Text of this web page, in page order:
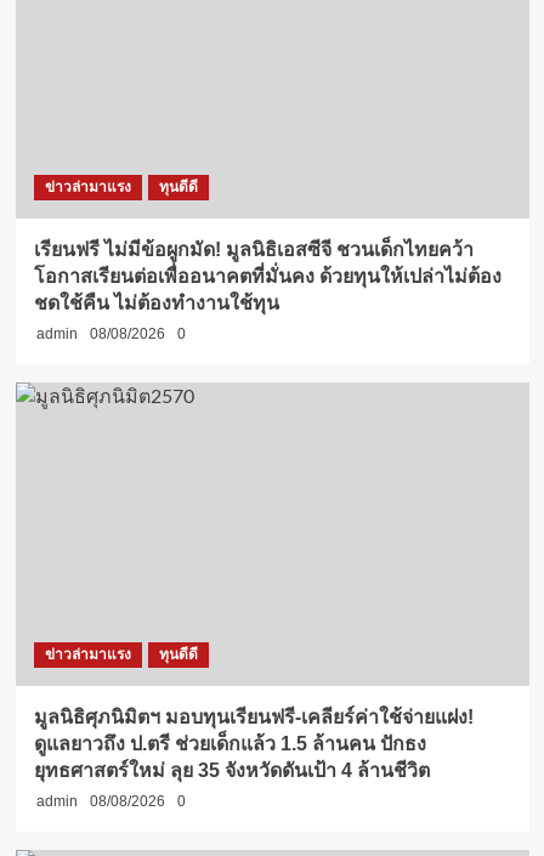
ข่าวล่ามาแรง ทุนดีดี
เรียนฟรี ไม่มีข้อผูกมัด! มูลนิธิเอสซีจี ชวนเด็กไทยคว้า
โอกาสเรียนต่อเพื่ออนาคตที่มั่นคง ด้วยทุนให้เปล่าไม่ต้อง
ชดใช้คืน ไม่ต้องทำงานใช้ทุน
admin 08/08/2026 0
ข่าวล่ามาแรง ทุนดีดี
มูลนิธิศุภนิมิตฯ มอบทุนเรียนฟรี-เคลียร์ค่าใช้จ่ายแฝง!
ดูแลยาวถึง ป.ตรี ช่วยเด็กแล้ว 1.5 ล้านคน ปักธง
ยุทธศาสตร์ใหม่ ลุย 35 จังหวัดดันเป้า 4 ล้านชีวิต
admin 08/08/2026 0